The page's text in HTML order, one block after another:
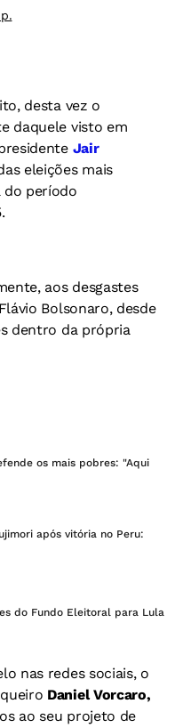
desta vez o
daquele visto em
Jair
eleições mais
do período
aos desgastes
Bolsonaro, desde
dentro da própria
os mais pobres: "Aqui
após vitória no Peru:
do Fundo Eleitoral para Lula
nas redes sociais, o
Daniel Vorcaro,
ao seu projeto de